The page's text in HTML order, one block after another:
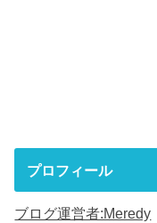
プロフィール
ブログ運営者:Meredy